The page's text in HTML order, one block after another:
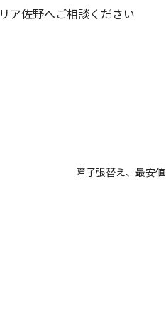
ア佐野へご相談ください
障子張替え、最安